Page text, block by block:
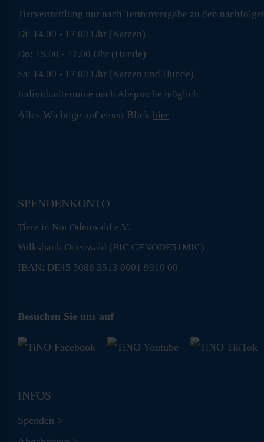
Tiervermittlung nur nach Terminvergabe zu den
Di: 14.00 - 17.00 Uhr (Katzen)
Do: 15.00 - 17.00 Uhr (Hunde)
Sa: 14.00 - 17.00 Uhr (Katzen und Hunde)
Individualtermine nach Absprache möglich
Alles Wichtige auf einen Blick hier
SPENDENKONTO
Tiere in Not Odenwald e.V.
Volksbank Odenwald (BIC GENODE51MIC)
IBAN: DE45 5086 3513 0001 9910 00
Besuchen Sie uns auf
INFOS
Spenden >